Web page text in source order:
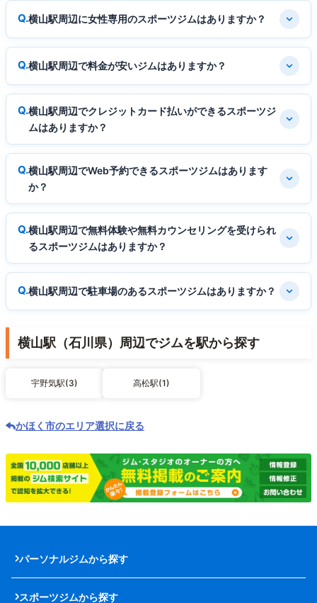
横山駅周辺に女性専用のスポーツジムはありますか？
横山駅周辺で料金が安いジムはありますか？
横山駅周辺でクレジットカード払いができるスポーツジ
ムはありますか？
横山駅周辺でWeb予約できるスポーツジムはあります
か？
横山駅周辺で無料体験や無料カウンセリングを受けられ
るスポーツジムはありますか？
横山駅周辺で駐車場のあるスポーツジムはありますか？
横山駅（石川県）周辺でジムを駅から探す
宇野気駅(3) 高松駅(1)
かほく市のエリア選択に戻る
パーソナルジムから探す
スポーツジムから探す